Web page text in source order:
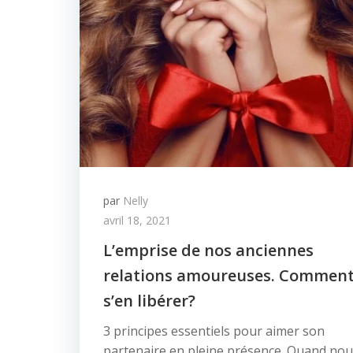
par Nelly
avril 18, 2021
L’emprise de nos anciennes
relations amoureuses.
s’en libérer?
3 principes essentiels pour aimer son